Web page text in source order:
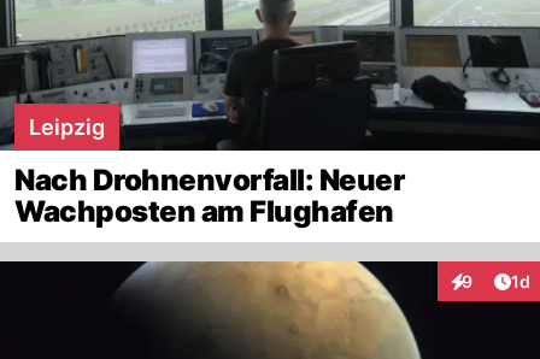
Leipzig
Nach Drohnenvorfall: Neuer
Wachposten am Flughafen
9 1d